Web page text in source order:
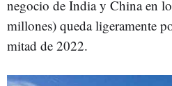
negocio de India y China en
millones) queda ligeramente
mitad de 2022.